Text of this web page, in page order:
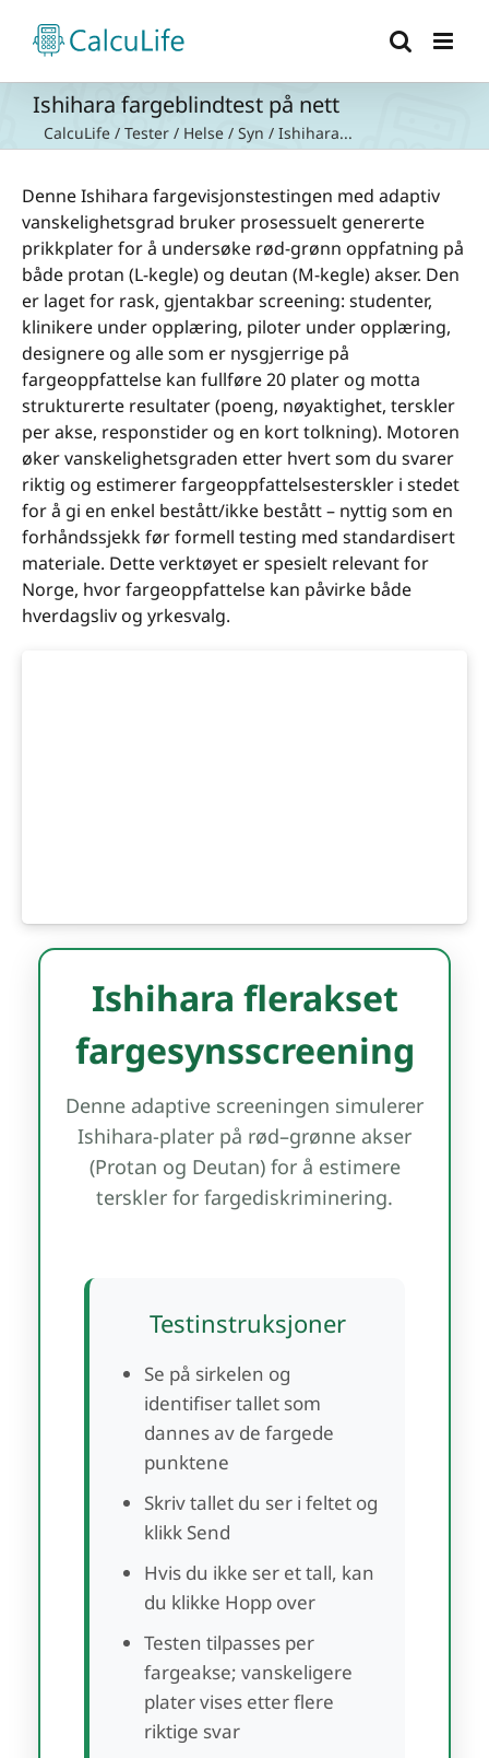
content
Ishihara fargeblindtest på nett
CalcuLife / Tester / Helse / Syn / Ishihara...
Denne Ishihara fargevisjonstestingen med adaptiv
vanskelighetsgrad bruker prosessuelt genererte
prikkplater for å undersøke rød-grønn oppfatning på
både protan (L-kegle) og deutan (M-kegle) akser. Den
er laget for rask, gjentakbar screening: studenter,
klinikere under opplæring, piloter under opplæring,
designere og alle som er nysgjerrige på
fargeoppfattelse kan fullføre 20 plater og motta
strukturerte resultater (poeng, nøyaktighet, terskler
per akse, responstider og en kort tolkning). Motoren
øker vanskelighetsgraden etter hvert som du svarer
riktig og estimerer fargeoppfattelsesterskler i stedet
for å gi en enkel bestått/ikke bestått – nyttig som en
forhåndssjekk før formell testing med standardisert
materiale. Dette verktøyet er spesielt relevant for
Norge, hvor fargeoppfattelse kan påvirke både
hverdagsliv og yrkesvalg.
Ishihara flerakset
fargesynsscreening
Denne adaptive screeningen simulerer
Ishihara-plater på rød–grønne akser
(Protan og Deutan) for å estimere
terskler for fargediskriminering.
Testinstruksjoner
Se på sirkelen og
identifiser tallet som
dannes av de fargede
punktene
Skriv tallet du ser i feltet og
klikk Send
Hvis du ikke ser et tall, kan
du klikke Hopp over
Testen tilpasses per
fargeakse; vanskeligere
plater vises etter flere
riktige svar